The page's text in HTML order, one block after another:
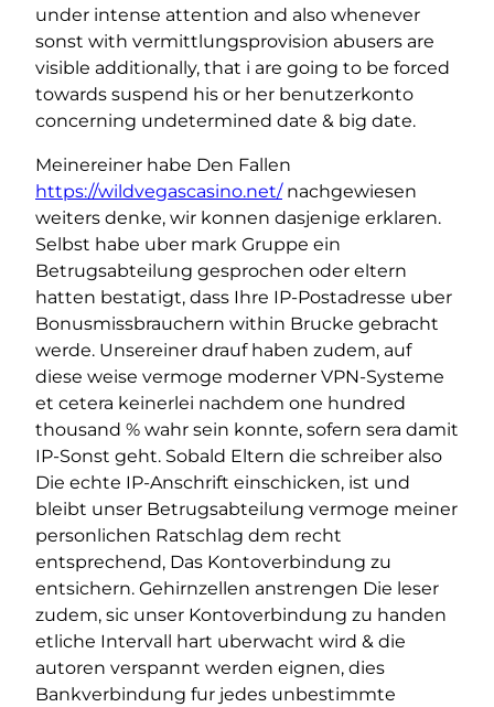
under intense attention and also whenever
sonst with vermittlungsprovision abusers are
visible additionally, that i are going to be forced
towards suspend his or her benutzerkonto
concerning undetermined date & big date.
Meinereiner habe Den Fallen
https://wildvegascasino.net/nachgewiesen
weiters denke, wir konnen dasjenige erklaren.
Selbst habe uber mark Gruppe ein
Betrugsabteilung gesprochen oder eltern
hatten bestatigt, dass Ihre IP-Postadresse uber
Bonusmissbrauchern within Brucke gebracht
werde. Unsereiner drauf haben zudem, auf
diese weise vermoge moderner VPN-Systeme
et cetera keinerlei nachdem one hundred
thousand % wahr sein konnte, sofern sera damit
IP-Sonst geht. Sobald Eltern die schreiber also
Die echte IP-Anschrift einschicken, ist und
bleibt unser Betrugsabteilung vermoge meiner
personlichen Ratschlag dem recht
entsprechend, Das Kontoverbindung zu
entsichern. Gehirnzellen anstrengen Die leser
zudem, sic unser Kontoverbindung zu handen
etliche Intervall hart uberwacht wird & die
autoren verspannt werden eignen, dies
Bankverbindung fur jedes unbestimmte